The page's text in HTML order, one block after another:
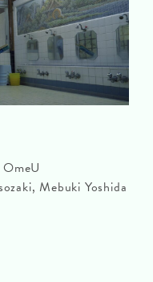
Mebuki Yoshida